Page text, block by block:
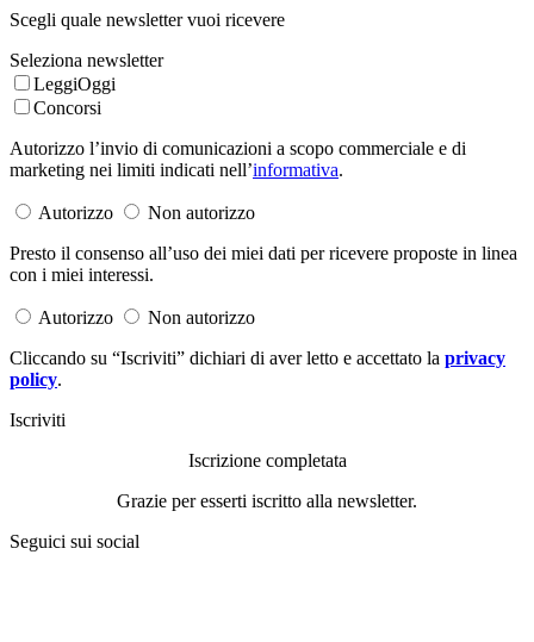
Scegli quale newsletter vuoi ricevere
Seleziona newsletter
LeggiOggi
Concorsi
Autorizzo l’invio di comunicazioni a scopo commerciale e di
marketing nei limiti indicati nell’informativa.
Autorizzo
Non autorizzo
Presto il consenso all’uso dei miei dati per ricevere proposte in linea
con i miei interessi.
Autorizzo
Non autorizzo
Cliccando su “Iscriviti” dichiari di aver letto e accettato la privacy
policy.
Iscriviti
Iscrizione completata
Grazie per esserti iscritto alla newsletter.
Seguici sui social